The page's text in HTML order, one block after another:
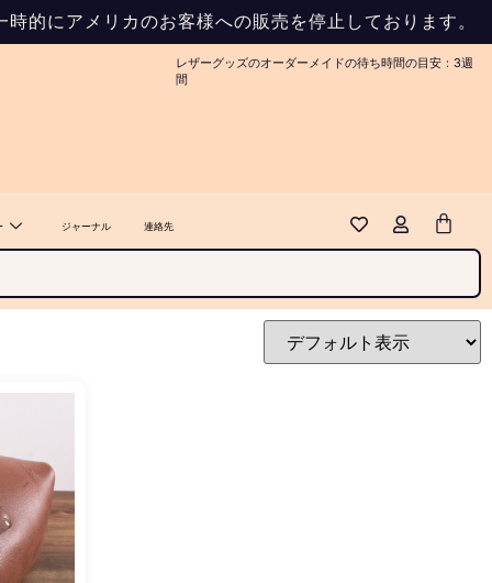
にアメリカのお客様への販売を停止しております。
レザーグッズのオーダーメイドの待ち時間の目安：3週
間
ジャーナル 連絡先